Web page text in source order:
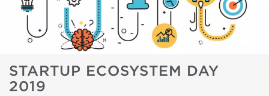
STARTUP ECOSYSTEM DAY
2019